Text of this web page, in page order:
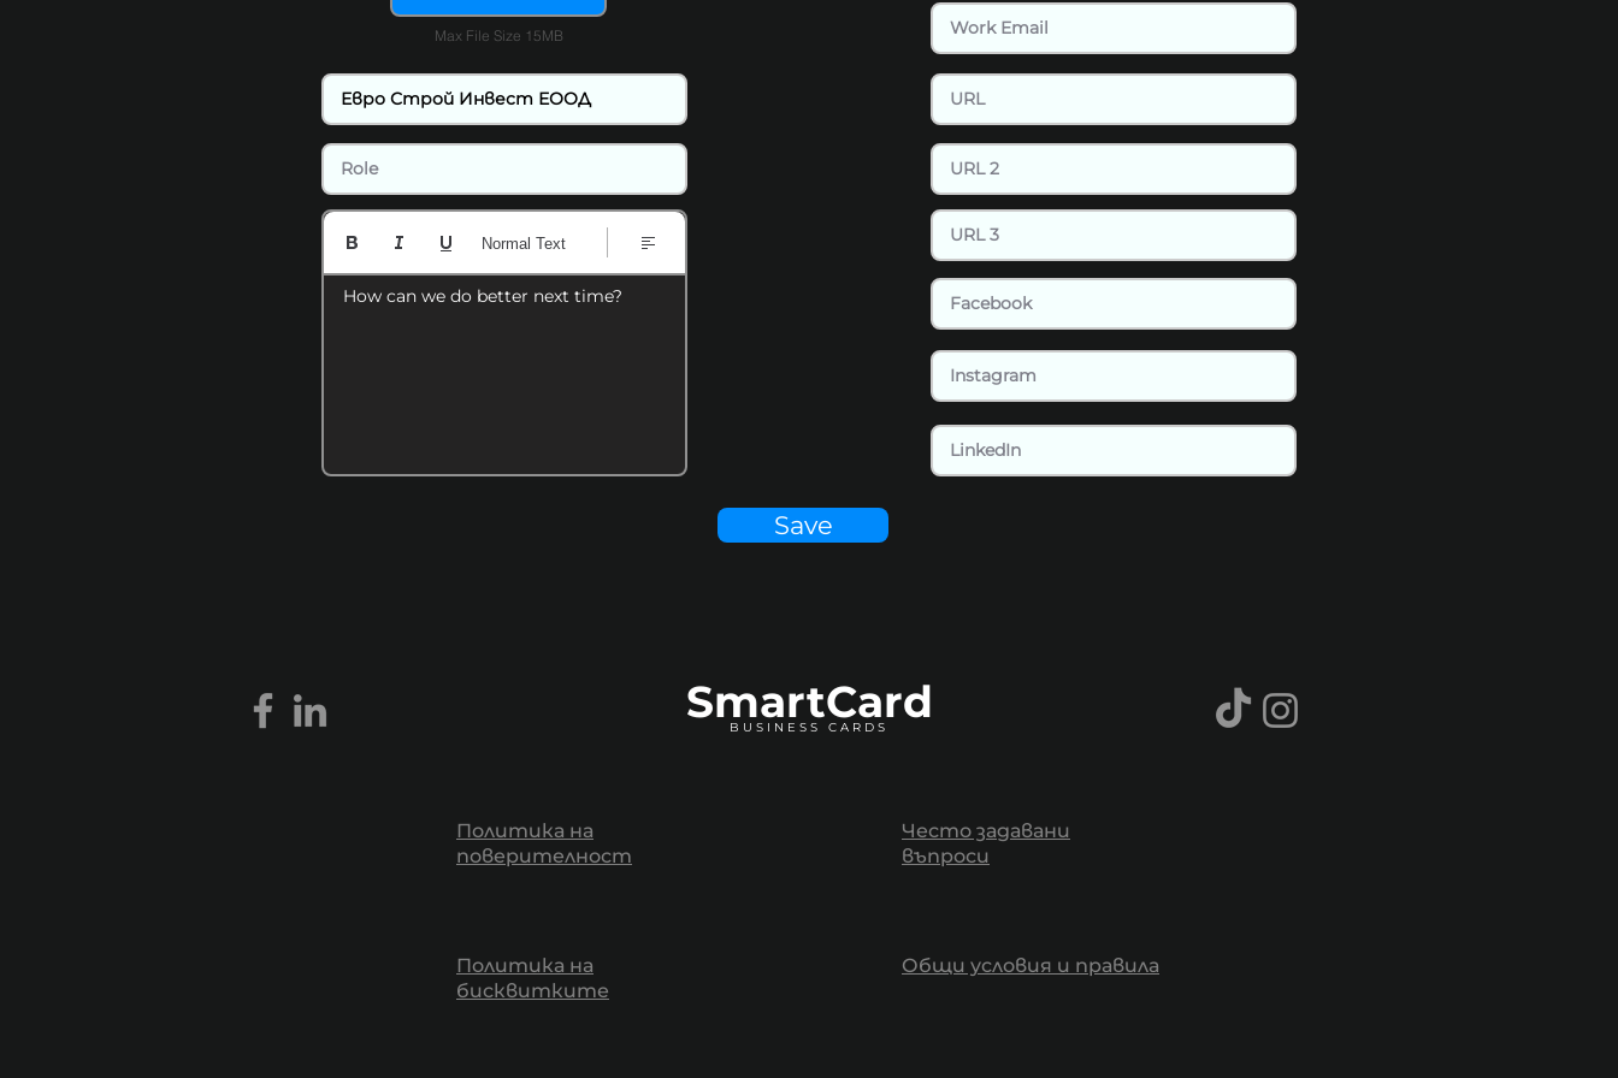
Max File Size 15MB
How can we do better next time?
Normal Text
Save
SmartCard
BUSINESS CARDS
Политика на
поверителност
Политика на
бисквитките
Често задавани
въпроси
Общи условия и правила